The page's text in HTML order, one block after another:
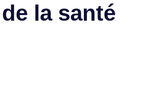
la santé